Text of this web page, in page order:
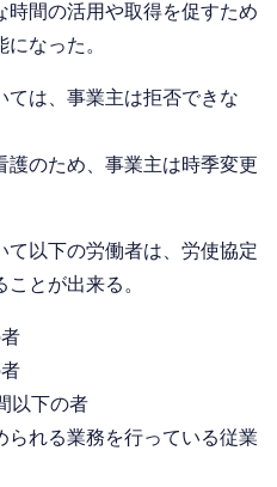
間の活用や取得を促すため
なった。
ては、事業主は拒否できな
護のため、事業主は時季変更
以下の労働者は、労使協定
とが出来る。
以下の者
れる業務を行っている従業